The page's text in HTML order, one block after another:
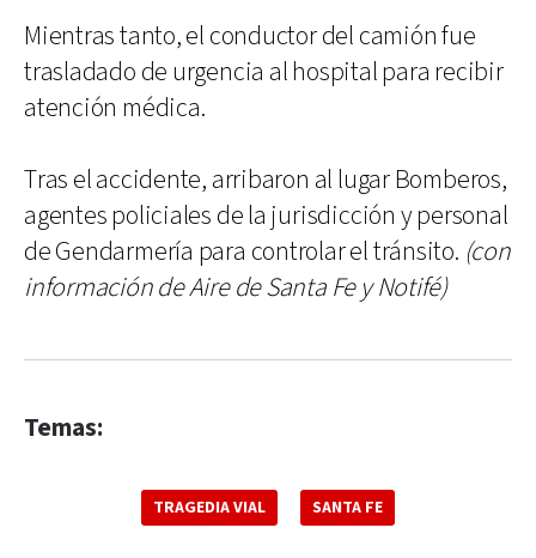
Mientras tanto, el conductor del camión fue
trasladado de urgencia al hospital para recibir
atención médica.
Tras el accidente, arribaron al lugar Bomberos,
agentes policiales de la jurisdicción y personal
de Gendarmería para controlar el tránsito. (con
información de Aire de Santa Fe y Notifé)
Temas:
TRAGEDIA VIAL SANTA FE